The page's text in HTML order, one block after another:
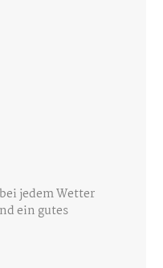
jedem Wetter
ein gutes